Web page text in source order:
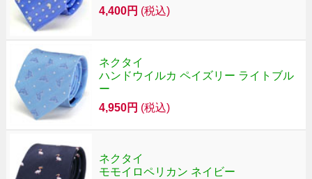
4,400円 (税込)
ネクタイ
ハンドウイルカ ペイズリー ライトブル
ー
4,950円 (税込)
ネクタイ
モモイロペリカン ネイビー